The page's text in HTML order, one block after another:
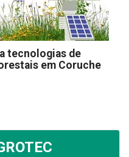
tecnologias de
em Coruche